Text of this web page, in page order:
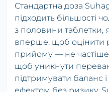
Стандартна доза
підходить більшості
з половини таблетки,
вперше, щоб оцінити
прийому — не частіше
щоб уникнути
підтримувати баланс
ефектом без ризику.